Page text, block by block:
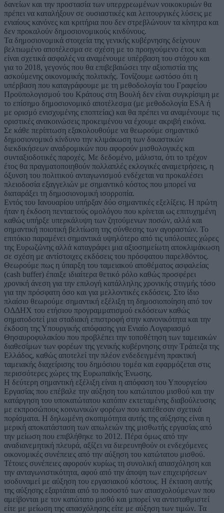
δανείων και την προστασία των υπερχρεωμένων νοικοκυριών θα
πρέπει να καταλήξουν σε ουσιαστικές και λειτουργικές λύσεις με
ενιαίους κανόνες και κριτήρια που δεν στρεβλώνουν τα κίνητρα και
δεν προκαλούν δημοσιονομικούς κινδύνους.
Τα δημοσιονομικά στοιχεία της γενικής κυβέρνησης δείχνουν
βελτιωμένο αποτέλεσμα σε σχέση με το προηγούμενο έτος και
είναι σχετικά ασφαλές να αναμένουμε υπέρβαση του στόχου και
για το 2018, γεγονός που θα επιβεβαιώσει την αξιοπιστία της
ασκούμενης οικονομικής πολιτικής. Τονίζουμε ωστόσο ότι η
υπέρβαση που καταγράφουμε με τη μεθοδολογία του Γραφείου
Προϋπολογισμού του Κράτους στη Βουλή δεν είναι συγκρίσιμη με
το επίσημο δημοσιονομικό αποτέλεσμα (με μεθοδολογία ESA ή
με ορισμό ενισχυμένης εποπτείας) και θα πρέπει να αναμένουμε τις
οριστικές ανακοινώσεις προκειμένου να έχουμε ακριβή εικόνα.
Σε κάθε περίπτωση εξακολουθούμε να θεωρούμε σημαντικό
δημοσιονομικό κίνδυνο την κλιμάκωση των δικαστικών
διεκδικήσεων αναδρομικών που αφορούν μισθολογικές και
συνταξιοδοτικές παροχές. Με δεδομένο, μάλιστα, ότι το τρέχον
έτος θα πραγματοποιηθούν πολλαπλές εκλογικές αναμετρήσεις, η
όξυνση του πολιτικού ανταγωνισμού ενδέχεται να προκαλέσει
πλειοδοσία εξαγγελιών με σημαντικό κόστος που μπορεί να
διαταράξει τη δημοσιονομική ισορροπία.
Εντός του Ιανουαρίου υπήρξαν δύο σημαντικές εξελίξεις. Η πρώτη
ήταν η έκδοση πενταετούς ομολόγου που κρίνεται ως επιτυχημένη
καθώς υπήρξε υπερκάλυψη των ζητούμενων ποσών, αλλά και
σημαντική ποιοτική βελτίωση της σύνθεσης των αγοραστών. Το
επιτόκιο παραμένει σημαντικά υψηλότερο από τις υπόλοιπες χώρες
της Ευρωζώνης αλλά καταγράφει μια αξιοσημείωτη αποκλιμάκωση
σε σχέση με αντίστοιχες εκδόσεις του πρόσφατου παρελθόντος.
Θεωρούμε πως η ύπαρξη του ταμειακού αποθέματος ασφαλείας
(cash buffer) έπαιξε ιδιαίτερα θετικό ρόλο καθώς προσφέρει
χρονική άνεση για την επιλογή κατάλληλης χρονικής στιγμής τόσο
για την πρόσφατη όσο και για μελλοντικές εκδόσεις. Στο ίδιο
πλαίσιο θεωρούμε σημαντική εξέλιξη τη δημοσιοποίηση από τον
ΟΔΔΗΧ του ετήσιου προγραμματισμού εκδόσεων καθώς
σηματοδοτεί μια σταδιακή επιστροφή στην κανονικότητα και την
έκδοση της Υπουργικής απόφασης για Ενιαίο Λογαριασμό
Θησαυροφυλακίου που προβλέπει την τοποθέτηση των ταμειακών
διαθεσίμων των φορέων της γενικής κυβέρνησης στην Τράπεζα της
Ελλάδος, καθώς αποτελεί την πλέον ενδεδειγμένη πρακτική
ταμειακής διαχείρισης του δημόσιου τομέα και εφαρμόζεται στις
περισσότερες χώρες της Ευρωπαϊκής Ένωσης.
Η δεύτερη σημαντική εξέλιξη είναι η απόφαση του Υπουργείου
Εργασίας που επέβαλε την αύξηση του κατώτατου μισθού και την
κατάργηση του υποκατώτατου κατόπιν εκτεταμένης διαβούλευσης
με εκπροσώπους κοινωνικών φορέων που κατέθεσαν σχετικά
πορίσματα. Η δηλωμένη σκοπιμότητα αυτής της αύξησης είναι η
μερική αποκατάσταση των απωλειών της μισθωτής εργασίας από
την μείωση που επιβλήθηκε το 2012. Πέρα όμως από την
αναδιανεμητική πλευρά, αξίζει να διερευνηθούν οι ενδεχόμενες
οικονομικές συνέπειες από την αύξηση του κατώτατου μισθού.
Τέτοιες συνέπειες αφορούν κυρίως τη συνολική απασχόληση και
την ανταγωνιστικότητα, αφού από την άποψη των επιχειρήσεων
ισοδυναμεί με αύξηση του εργασιακού κόστους. Η έκταση αυτής
της αύξησης εξαρτάται από το ποσοστό των απασχολούμενων που
αμείβονται με τον κατώτατο μισθό και μπορεί να αντισταθμιστεί
είτε με μείωση της απασχόλησης είτε με αύξηση των τιμών. Τα